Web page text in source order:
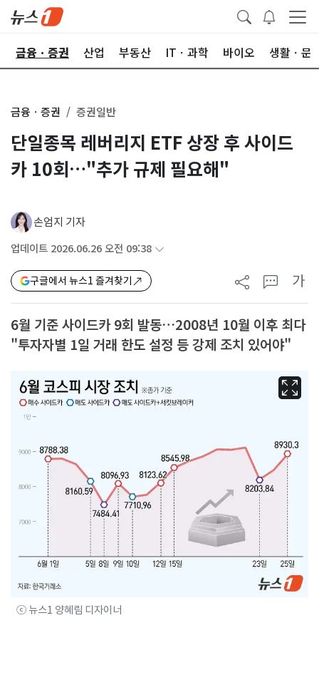
금융ㆍ증권 산업 부동산 ITㆍ과학 바이오 생활ㆍ문
금융ㆍ증권 증권일반
단일종목 레버리지 ETF 상장 후 사이드
카 10회…"추가 규제 필요해"
손엄지 기자
업데이트 2026.06.26 오전 09:38
구글에서 뉴스1 즐겨찾기 가
6월 기준 사이드카 9회 발동…2008년 10월 이후 최다
"투자자별 1일 거래 한도 설정 등 강제 조치 있어야"
ⓒ 뉴스1 양혜림 디자이너